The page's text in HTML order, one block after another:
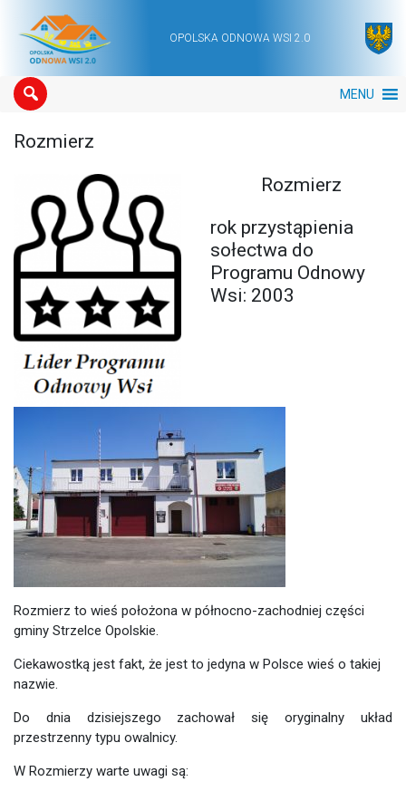
Main NavigationOPOLSKA ODNOWA WSI 2.0
MENU
Rozmierz
Rozmierz
rok przystąpienia
sołectwa do
Programu Odnowy
Wsi: 2003
Rozmierz to wieś położona w północno-zachodniej części
gminy Strzelce Opolskie.
Ciekawostką jest fakt, że jest to jedyna w Polsce wieś o takiej
nazwie.
Do dnia dzisiejszego zachował się oryginalny układ
przestrzenny typu owalnicy.
W Rozmierzy warte uwagi są: